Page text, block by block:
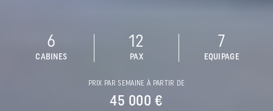
6
CABINES
12
PAX
7
EQUIPAGE
PRIX PAR SEMAINE À PARTIR DE
45 000 €